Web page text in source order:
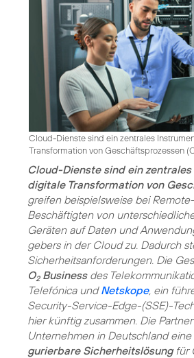
Cloud-Dienste sind ein zentrales
Transformation von Geschäftsprozessen (
Cloud-Dienste sind ein
digitale Transformation von
greifen beispielsweise bei
Beschäftigten von
Geräten auf Daten und
gebers in der Cloud zu. Dadurch
Sicherheitsanforderungen. Die
O2Businessdes
Telefónica undNetskope, ein
Security-Service-Edge-(SSE)-
hier künftig zusammen. Die
Unternehmen in Deutschland eine
gurierbare Sicherheitslösungfür